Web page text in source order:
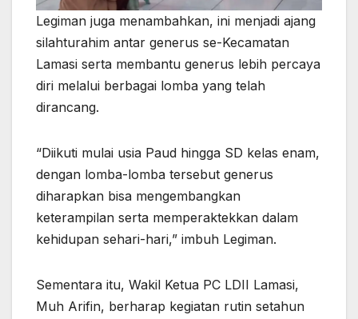
Legiman juga menambahkan, ini menjadi ajang
silahturahim antar generus se-Kecamatan
Lamasi serta membantu generus lebih percaya
diri melalui berbagai lomba yang telah
dirancang.
“Diikuti mulai usia Paud hingga SD kelas enam,
dengan lomba-lomba tersebut generus
diharapkan bisa mengembangkan
keterampilan serta memperaktekkan dalam
kehidupan sehari-hari,” imbuh Legiman.
Sementara itu, Wakil Ketua PC LDII Lamasi,
Muh Arifin, berharap kegiatan rutin setahun